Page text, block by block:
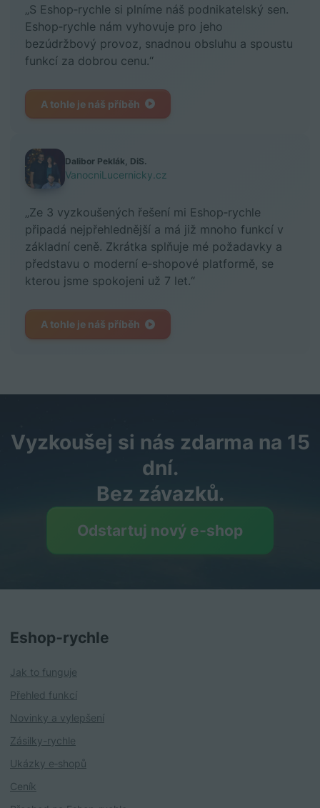
„S Eshop‑rychle si plníme náš podnikatelský sen.
Eshop‑rychle nám vyhovuje pro jeho
bezúdržbový provoz, snadnou obsluhu a spoustu
funkcí za dobrou cenu.“
A tohle je náš příběh
Dalibor Peklák, DiS.
VanocniLucernicky.cz
„Ze 3 vyzkoušených řešení mi Eshop‑rychle
připadá nejpřehlednější a má již mnoho funkcí v
základní ceně. Zkrátka splňuje mé požadavky a
představu o moderní e‑shopové platformě, se
kterou jsme spokojeni už 7 let.“
A tohle je náš příběh
Vyzkoušej si nás zdarma na 15
dní.
Bez závazků.
Odstartuj nový e‑shop
Eshop‑rychle
Jak to funguje
Přehled funkcí
Novinky a vylepšení
Zásilky-rychle
Ukázky e‑shopů
Ceník